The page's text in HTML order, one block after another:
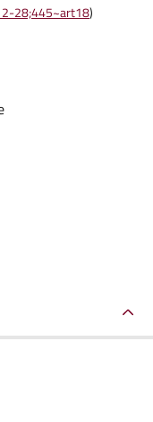
28;445~art18)